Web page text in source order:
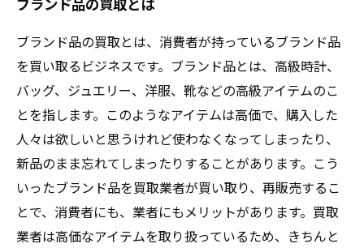
ブランド品の買取とは、消費者が持っているブランド品
を買い取るビジネスです。ブランド品とは、高級時計、
バッグ、ジュエリー、洋服、靴などの高級アイテムのこ
とを指します。このようなアイテムは高価で、購入した
人々は欲しいと思うけれど使わなくなってしまったり、
新品のまま忘れてしまったりすることがあります。こう
いったブランド品を買取業者が買い取り、再販売するこ
とで、消費者にも、業者にもメリットがあります。買取
業者は高価なアイテムを取り扱っているため、きちんと